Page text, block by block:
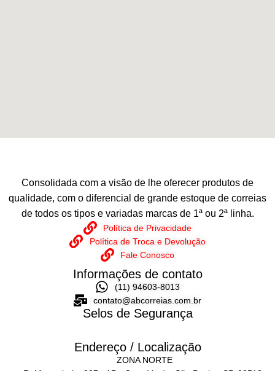
Consolidada com a visão de lhe oferecer produtos de
qualidade, com o diferencial de grande estoque de correias
de todos os tipos e variadas marcas de 1ª ou 2ª linha.
Política de Privacidade
Política de Troca e Devolução
Fale Conosco
Informações de contato
(11) 94603-8013
contato@abcorreias.com.br
Selos de Segurança
Endereço / Localização
ZONA NORTE